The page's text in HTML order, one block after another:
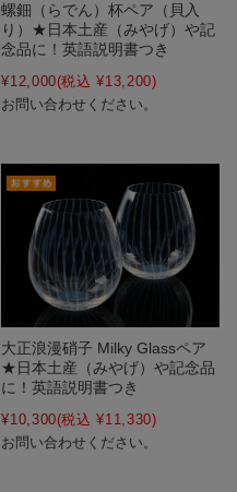
螺鈿（らでん）杯ペア（貝入
り）★日本土産（みやげ）や記
念品に！英語説明書つき
¥12,000(税込 ¥13,200)
お問い合わせください。
大正浪漫硝子 Milky Glassペア
★日本土産（みやげ）や記念品
に！英語説明書つき
¥10,300(税込 ¥11,330)
お問い合わせください。